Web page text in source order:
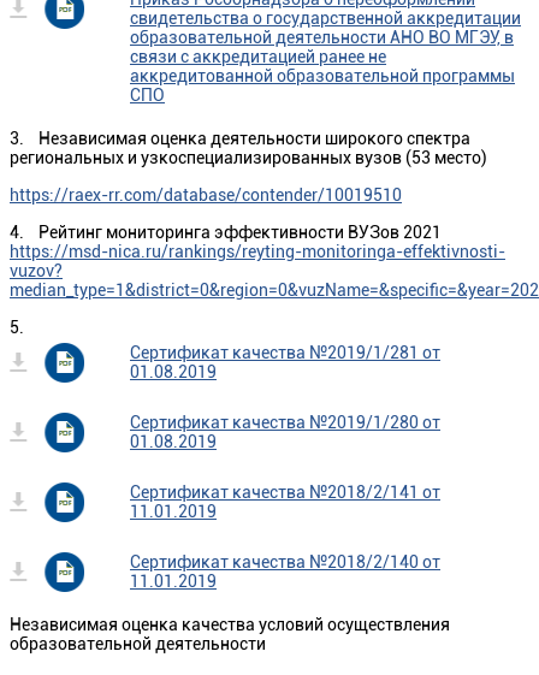
свидетельства о государственной аккредитации
образовательной деятельности АНО ВО МГЭУ, в
связи с аккредитацией ранее не
аккредитованной образовательной программы
СПО
3. Независимая оценка деятельности широкого спектра
региональных и узкоспециализированных вузов (53 место)
https://raex-rr.com/database/contender/10019510
4. Рейтинг мониторинга эффективности ВУЗов 2021
https://msd-nica.ru/rankings/reyting-monitoringa-effektivnosti-
vuzov?
5.
Сертификат качества №2019/1/281 от
01.08.2019
Сертификат качества №2019/1/280 от
01.08.2019
Сертификат качества №2018/2/141 от
11.01.2019
Сертификат качества №2018/2/140 от
11.01.2019
Независимая оценка качества условий осуществления
образовательной деятельности